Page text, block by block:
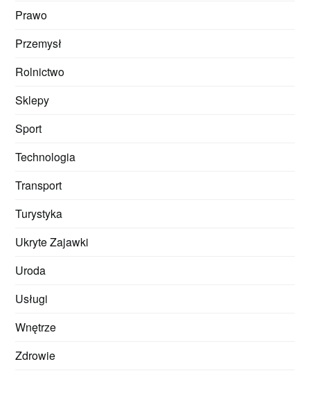
Prawo
Przemysł
Rolnictwo
Sklepy
Sport
Technologia
Transport
Turystyka
Ukryte Zajawki
Uroda
Usługi
Wnętrze
Zdrowie